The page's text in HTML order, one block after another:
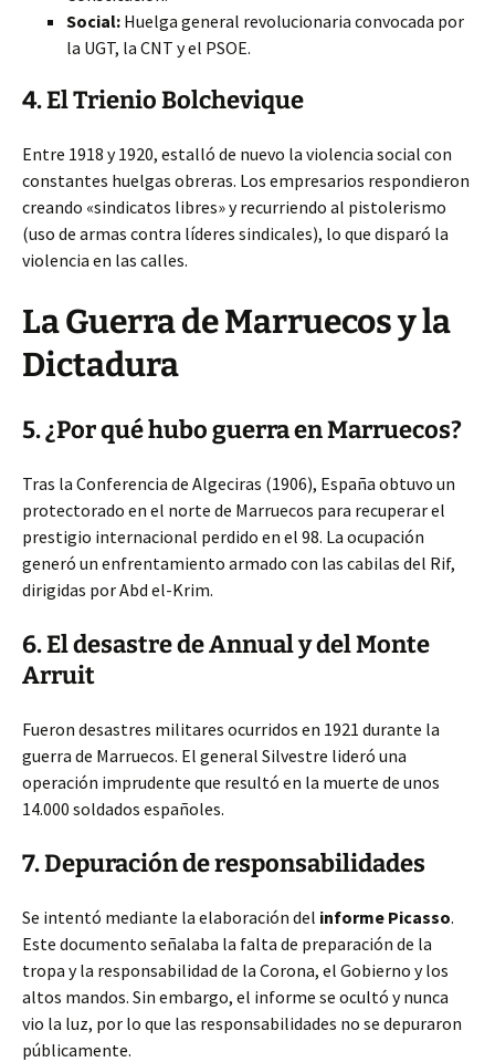
Social: Huelga general revolucionaria convocada por
la UGT, la CNT y el PSOE.
4. El Trienio Bolchevique
Entre 1918 y 1920, estalló de nuevo la violencia social con
constantes huelgas obreras. Los empresarios respondieron
creando «sindicatos libres» y recurriendo al pistolerismo
(uso de armas contra líderes sindicales), lo que disparó la
violencia en las calles.
La Guerra de Marruecos y la
Dictadura
5. ¿Por qué hubo guerra en Marruecos?
Tras la Conferencia de Algeciras (1906), España obtuvo un
protectorado en el norte de Marruecos para recuperar el
prestigio internacional perdido en el 98. La ocupación
generó un enfrentamiento armado con las cabilas del Rif,
dirigidas por Abd el-Krim.
6. El desastre de Annual y del Monte
Arruit
Fueron desastres militares ocurridos en 1921 durante la
guerra de Marruecos. El general Silvestre lideró una
operación imprudente que resultó en la muerte de unos
14.000 soldados españoles.
7. Depuración de responsabilidades
Se intentó mediante la elaboración del informe Picasso.
Este documento señalaba la falta de preparación de la
tropa y la responsabilidad de la Corona, el Gobierno y los
altos mandos. Sin embargo, el informe se ocultó y nunca
vio la luz, por lo que las responsabilidades no se depuraron
públicamente.